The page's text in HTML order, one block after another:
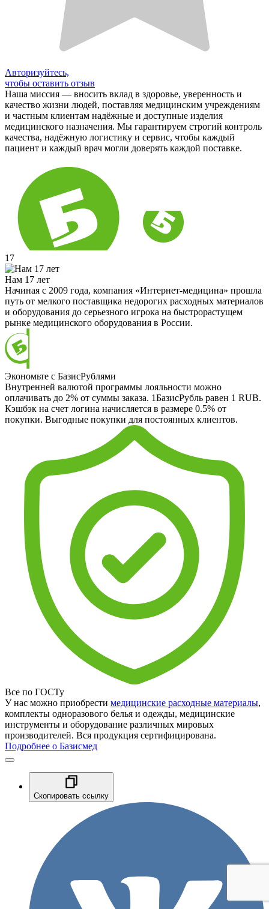
Авторизуйтесь,
чтобы оставить отзыв
Наша миссия — вносить вклад в здоровье, уверенность и
качество жизни людей, поставляя медицинским учреждениям
и частным клиентам надёжные и доступные изделия
медицинского назначения. Мы гарантируем строгий контроль
качества, надёжную логистику и сервис, чтобы каждый
пациент и каждый врач могли доверять каждой поставке.
17
Нам 17 лет
Начиная с 2009 года, компания «Интернет-медицина» прошла
путь от мелкого поставщика недорогих расходных материалов
и оборудования до серьезного игрока на быстрорастущем
рынке медицинского оборудования в России.
Экономьте с БазисРублями
Внутренней валютой программы лояльности можно
оплачивать до 2% от суммы заказа. 1БазисРубль равен 1 RUB.
Кэшбэк на счет логина начисляется в размере 0.5% от
покупки. Выгодные покупки для постоянных клиентов.
Все по ГОСТу
У нас можно приобрести медицинские расходные материалы,
комплекты одноразового белья и одежды, медицинские
инструменты и оборудование различных мировых
производителей. Вся продукция сертифицирована.
Подробнее о Базисмед
Скопировать ссылку